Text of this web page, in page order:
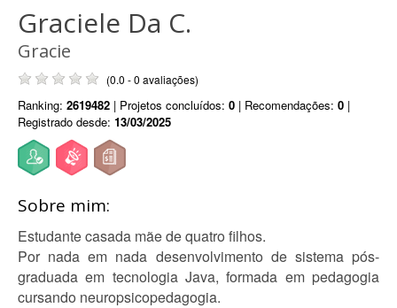
Graciele Da C.
Gracie
(0.0 - 0 avaliações)
Ranking: 2619482 | Projetos concluídos: 0 | Recomendações: 0 |
Registrado desde: 13/03/2025
Sobre mim:
Estudante casada mãe de quatro filhos.
Por nada em nada desenvolvimento de sistema pós-
graduada em tecnologia Java, formada em pedagogia
cursando neuropsicopedagogia.